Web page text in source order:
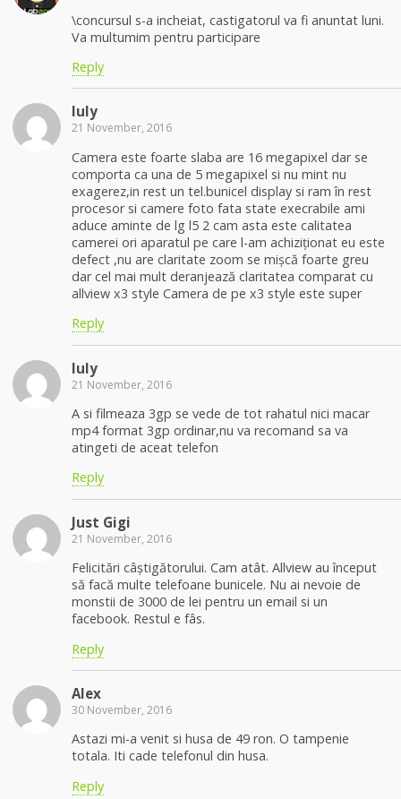
\concursul s-a incheiat, castigatorul va fi anuntat luni.
Va multumim pentru participare
Reply
Iuly
21 November, 2016
Camera este foarte slaba are 16 megapixel dar se
comporta ca una de 5 megapixel si nu mint nu
exagerez,in rest un tel.bunicel display si ram în rest
procesor si camere foto fata state execrabile ami
aduce aminte de lg l5 2 cam asta este calitatea
camerei ori aparatul pe care l-am achiziționat eu este
defect ,nu are claritate zoom se mișcă foarte greu
dar cel mai mult deranjează claritatea comparat cu
allview x3 style Camera de pe x3 style este super
Reply
Iuly
21 November, 2016
A si filmeaza 3gp se vede de tot rahatul nici macar
mp4 format 3gp ordinar,nu va recomand sa va
atingeti de aceat telefon
Reply
Just Gigi
21 November, 2016
Felicitări câștigătorului. Cam atât. Allview au început
să facă multe telefoane bunicele. Nu ai nevoie de
monstii de 3000 de lei pentru un email si un
facebook. Restul e fâs.
Reply
Alex
30 November, 2016
Astazi mi-a venit si husa de 49 ron. O tampenie
totala. Iti cade telefonul din husa.
Reply